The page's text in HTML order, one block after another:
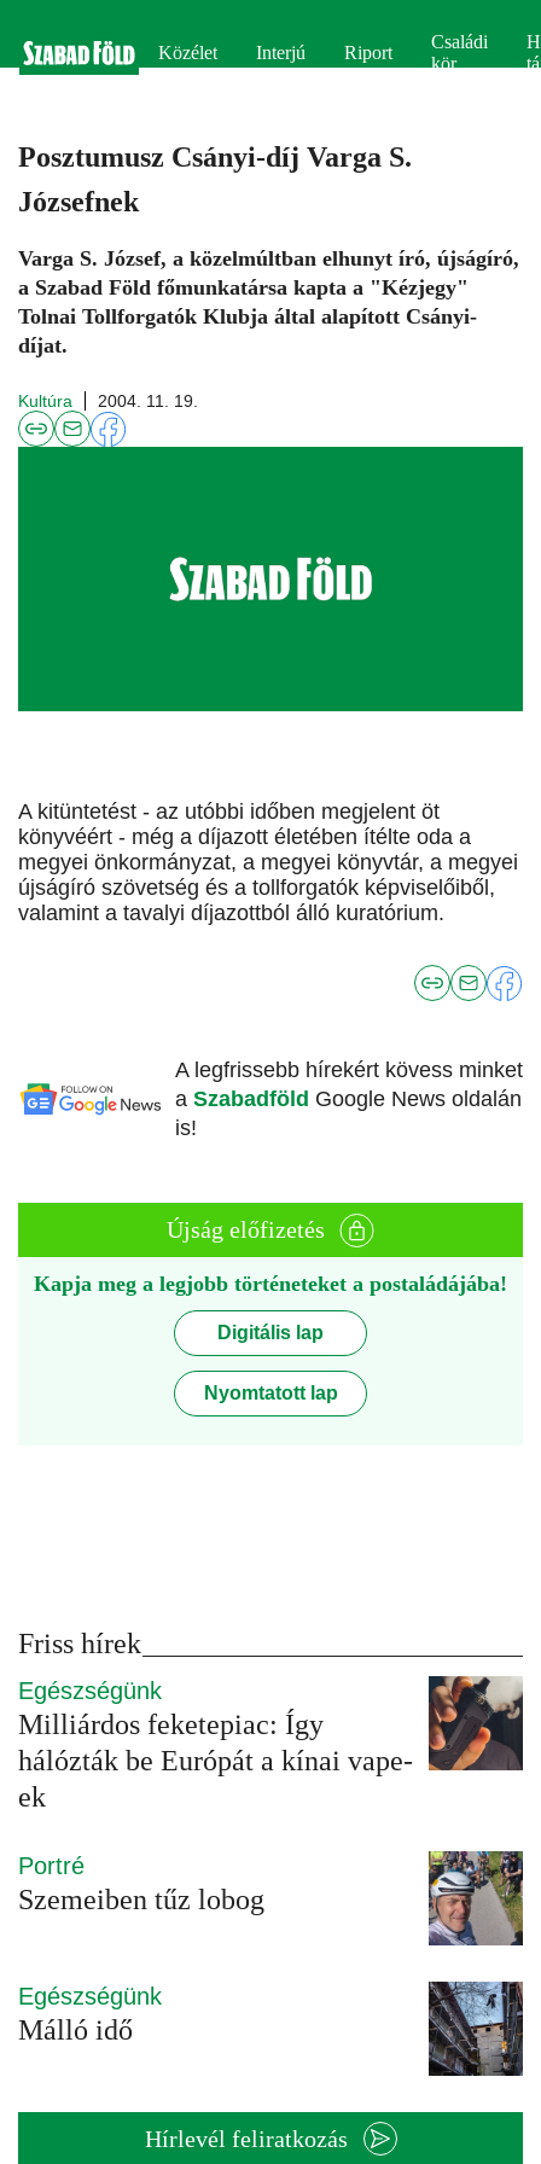
Közélet Interjú Riport
Családi
kör
Posztumusz Csányi-díj Varga S.
Józsefnek
Varga S. József, a közelmúltban elhunyt író, újságíró,
a Szabad Föld főmunkatársa kapta a "Kézjegy"
Tolnai Tollforgatók Klubja által alapított Csányi-
díjat.
Kultúra 2004. 11. 19.
A kitüntetést - az utóbbi időben megjelent öt
könyvéért - még a díjazott életében ítélte oda a
megyei önkormányzat, a megyei könyvtár, a megyei
újságíró szövetség és a tollforgatók képviselőiből,
valamint a tavalyi díjazottból álló kuratórium.
A legfrissebb hírekért kövess minket
a Szabadföld Google News oldalán
is!
Újság előfizetés
Kapja meg a legjobb történeteket a postaládájába!
Digitális lap
Nyomtatott lap
Friss hírek
Egészségünk
Milliárdos feketepiac: Így
hálózták be Európát a kínai vape-
ek
Portré
Szemeiben tűz lobog
Egészségünk
Málló idő
Hírlevél feliratkozás